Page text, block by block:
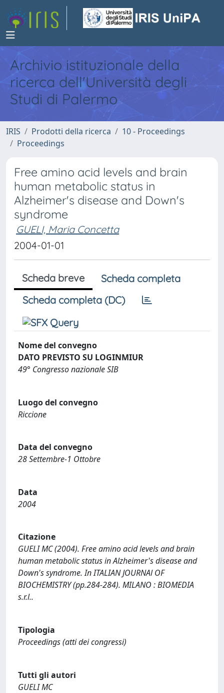
Archivio istituzionale della
ricerca dell'Università degli
Studi di Palermo
IRIS Prodotti della ricerca
10 - Proceedings
Proceedings
Free amino acid levels and brain
human metabolic status in
Alzheimer's disease and Down's
syndrome
GUELI, Maria Concetta
2004-01-01
Scheda breve
Scheda completa
Scheda completa (DC)
Nome del convegno
DATO PREVISTO SU LOGINMIUR
49° Congresso nazionale SIB
Luogo del convegno
Riccione
Data del convegno
28 Settembre-1 Ottobre
Data
2004
Citazione
GUELI MC (2004). Free amino acid levels and brain
human metabolic status in Alzheimer's disease and
Down's syndrome. In ITALIAN JOURNAl OF
BIOCHEMISTRY (pp.284-284). MILANO : BIOMEDIA
s.r.l..
Tipologia
Proceedings (atti dei congressi)
Tutti gli autori
GUELI MC